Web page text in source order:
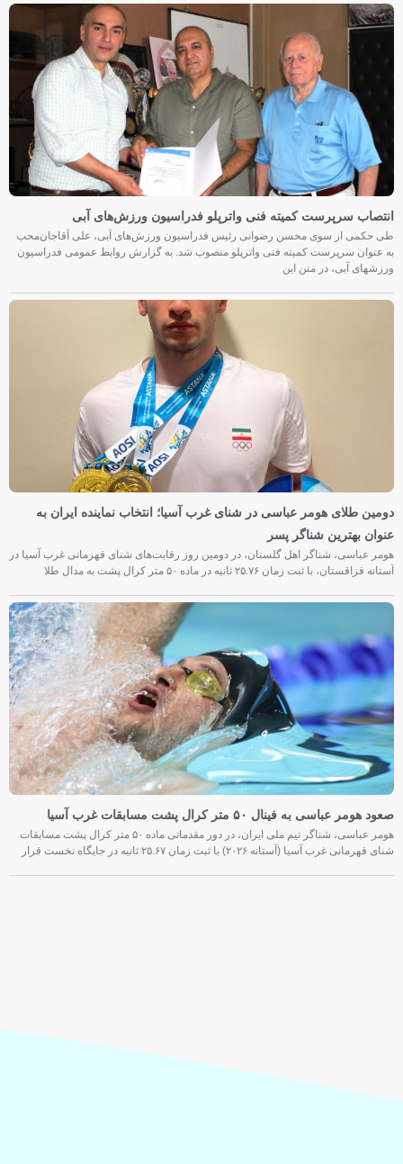
انتصاب سرپرست کمیته فنی واترپلو فدراسیون ورزش‌های آبی
طی حکمی از سوی محسن رضوانی رئیس فدراسیون ورزش‌های آبی، علی آقاجان‌محب
به عنوان سرپرست کمیته فنی واترپلو منصوب شد. به گزارش روابط عمومی فدراسیون
ورزشهای آبی، در متن این
دومین طلای هومر عباسی در شنای غرب آسیا؛ انتخاب نماینده ایران به
عنوان بهترین شناگر پسر
هومر عباسی، شناگر اهل گلستان، در دومین روز رقابت‌های شنای قهرمانی غرب آسیا در
آستانه قزاقستان، با ثبت زمان ۲۵.۷۶ ثانیه در ماده ۵۰ متر کرال پشت به مدال طلا
صعود هومر عباسی به فینال ۵۰ متر کرال پشت مسابقات غرب آسیا
هومر عباسی، شناگر تیم ملی ایران، در دور مقدماتی ماده ۵۰ متر کرال پشت مسابقات
شنای قهرمانی غرب آسیا (آستانه ۲۰۲۶) با ثبت زمان ۲۵.۶۷ ثانیه در جایگاه نخست قرار